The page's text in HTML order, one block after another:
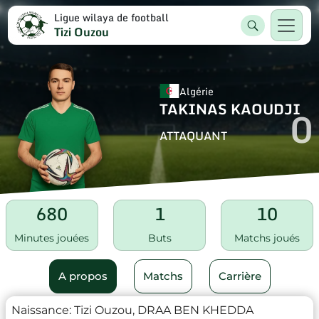
Ligue wilaya de football
Tizi Ouzou
Algérie
TAKINAS KAOUDJI
ATTAQUANT 0
680
Minutes jouées
1
Buts
10
Matchs joués
A propos Matchs Carrière
Naissance: Tizi Ouzou, DRAA BEN KHEDDA